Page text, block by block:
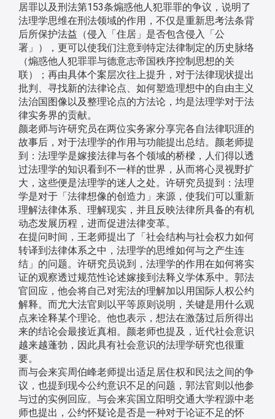
居罪以及刑法第153条煽惑他人犯罪罪的争议，说明了
法理学思维在刑法领域的作用，不仅是重新思考法条背
后所保护法益（侵入「住居」是否包含侵入「公
署」），更可以使我们注意到特定法律制定的历史脉络
（煽惑他人犯罪罪与德意志帝国秩序控制思想的关
联）；再由具体个案层次往上提升，对于法律现状提出
批判、寻找新的法律论点、如何塑造理想中的自由主义
法治国图像以及整理论点的方法论，均是法理学对于法
律实务界的贡献。
颜老师与许研究员在两位实务家分享完各自法律职涯的
故事后，对于法理学的作用与功能提出总结。颜老师提
到：法理学是嫁接法律与各个领域的桥樑，人们得以透
过法理学的知识看到不一样的世界，从而将心灵视野扩
大，这些便是法理学的迷人之处。许研究员提到：法理
学是对于「法律想像的创造力」来源，使我们可以重新
理解法律体系、理解现实，并且反映法律所具备的有机
动态发展历程，进而促进法律变革。
在提问时间，王老师提出了「社会结构与社会权力如何
转译到法律体系之中，法理学的思维如何与之产生连
结」的问题。许研究员说到，法理学的作用在如何将实
证的观察透过规范性论述嫁接到法释义学体系中。郭法
官回应，他会将自己对宪法的理解加以用国际人权公约
解释。而尤大法官则以平等原则说明，关键是用什么观
点来诠释某个理论。他也表示，想法在激荡过后所得出
来的结论会最接近真相。颜老师也提及，近代社会意识
越来越蓬勃，因此具有社会意识的法理学研究也很重
要。
而与会来宾周伯峰老师提出适足居住权和民法之间的争
议，也提到现今公约意识不足的问题，郭法官则以他参
与过的实例回应。与会来宾国立阳明交通大学程源中老
师也提出，公约怀疑论是否是一种对于论证不足的怀